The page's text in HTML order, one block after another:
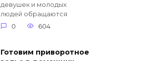
девушек и молодых
людей обращаются
0
604
Готовим приворотное